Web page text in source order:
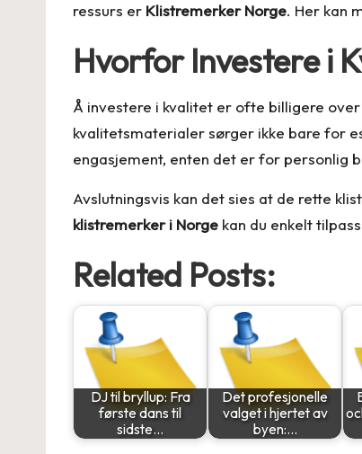
ressurs er Klistremerker Norge. Her kan
Hvorfor Investere i
Å investere i kvalitet er ofte billigere
kvalitetsmaterialer sørger ikke bare for
engasjement, enten det er for personlig
Avslutningsvis kan det sies at de rette
klistremerker i Norge kan du enkelt
Related Posts:
DJ til bryllup: Fra
første dans til
sidste…
Det profesjonelle
valget i hjertet av
byen:…